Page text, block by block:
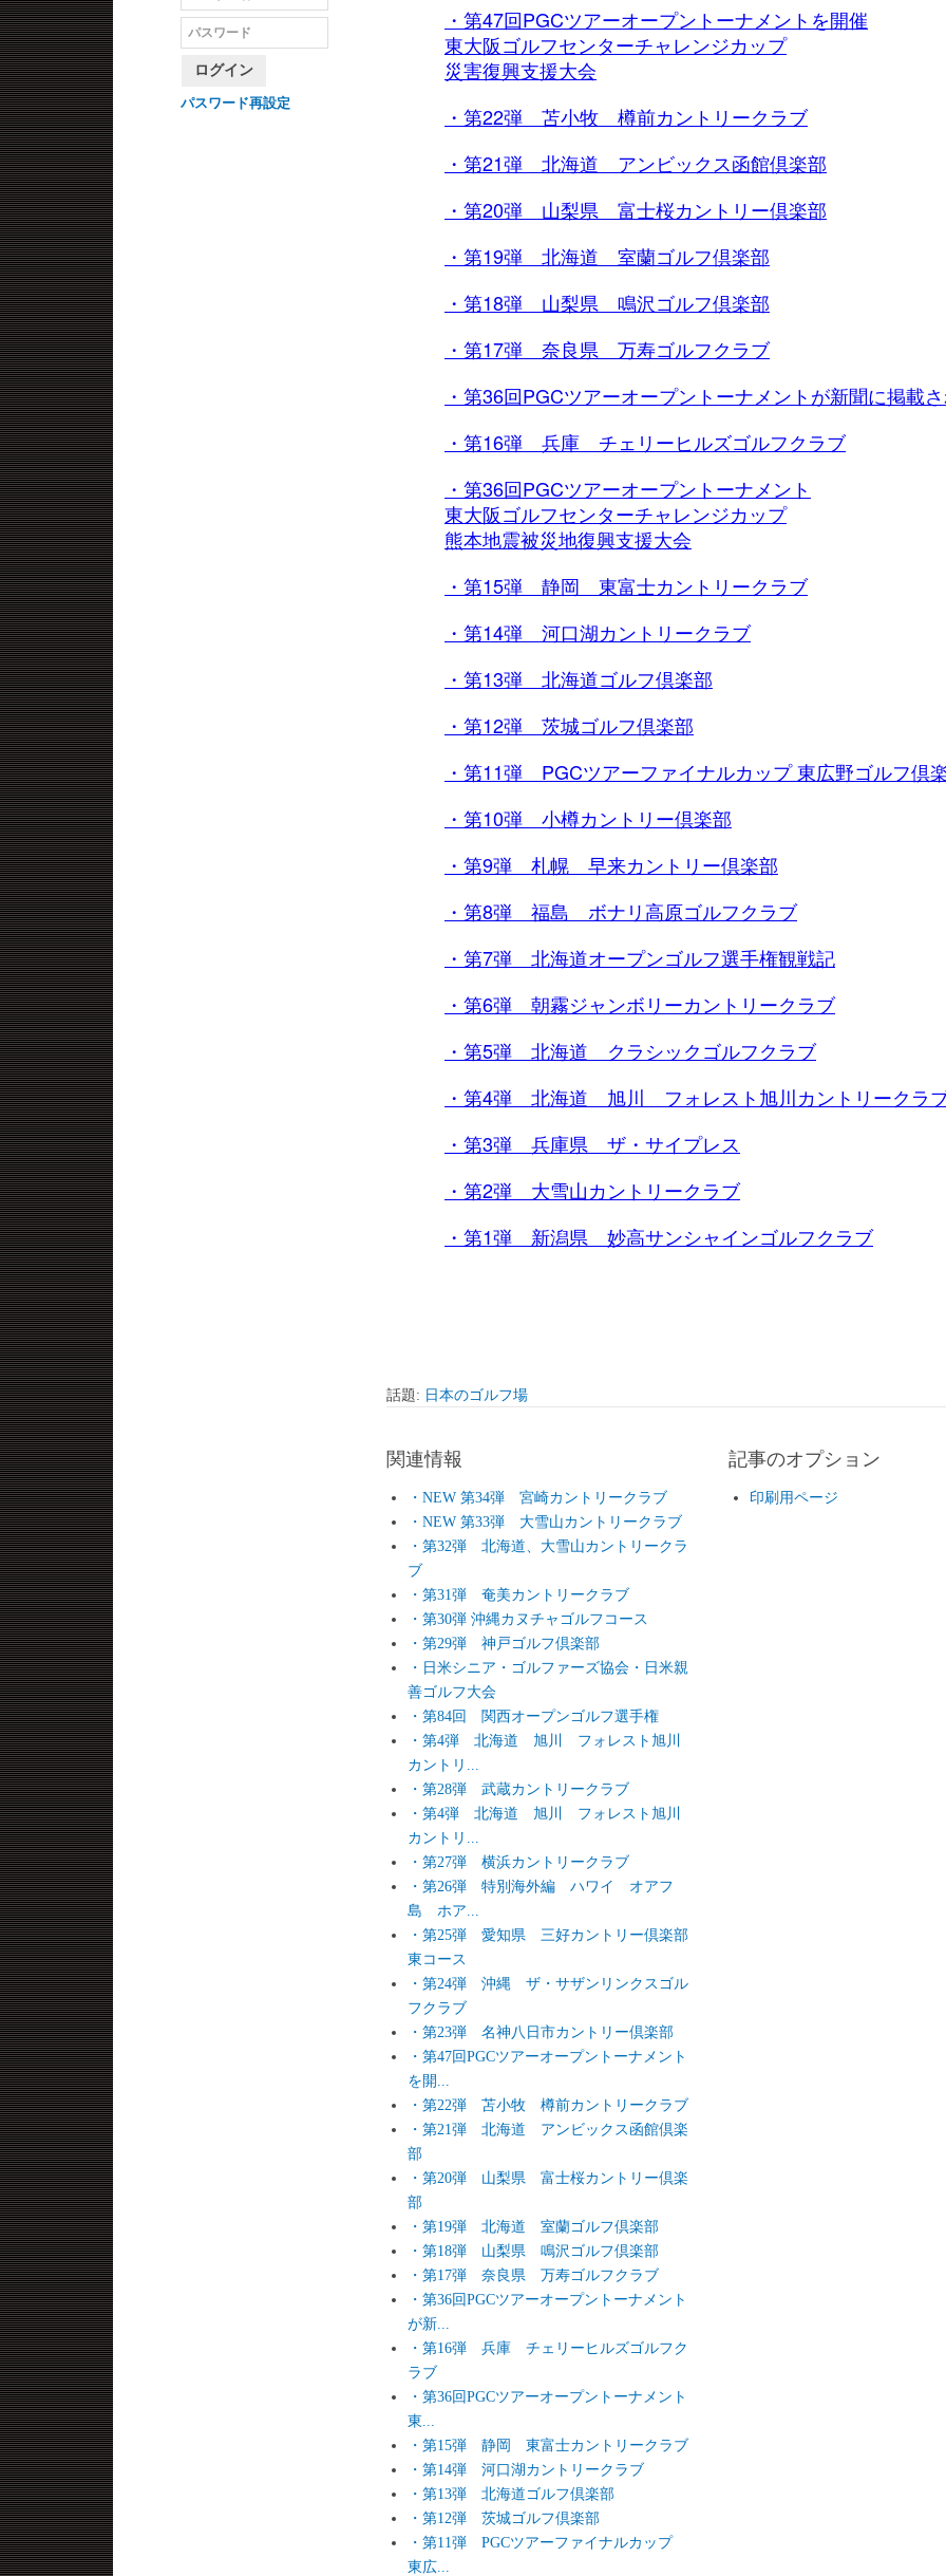
・第47回PGCツアーオープントーナメントを開催
東大阪ゴルフセンターチャレンジカップ
災害復興支援大会
・第22弾 苫小牧 樽前カントリークラブ
・第21弾 北海道 アンビックス函館倶楽部
・第20弾 山梨県 富士桜カントリー倶楽部
・第19弾 北海道 室蘭ゴルフ倶楽部
・第18弾 山梨県 鳴沢ゴルフ倶楽部
・第17弾 奈良県 万寿ゴルフクラブ
・第36回PGCツアーオープントーナメントが新聞に掲載
・第16弾 兵庫 チェリーヒルズゴルフクラブ
・第36回PGCツアーオープントーナメント
東大阪ゴルフセンターチャレンジカップ
熊本地震被災地復興支援大会
・第15弾 静岡 東富士カントリークラブ
・第14弾 河口湖カントリークラブ
・第13弾 北海道ゴルフ倶楽部
・第12弾 茨城ゴルフ倶楽部
・第11弾 PGCツアーファイナルカップ 東広野ゴルフ倶
・第10弾 小樽カントリー倶楽部
・第9弾 札幌 早来カントリー倶楽部
・第8弾 福島 ボナリ高原ゴルフクラブ
・第7弾 北海道オープンゴルフ選手権観戦記
・第6弾 朝霧ジャンボリーカントリークラブ
・第5弾 北海道 クラシックゴルフクラブ
・第4弾 北海道 旭川 フォレスト旭川カントリークラ
・第3弾 兵庫県 ザ・サイプレス
・第2弾 大雪山カントリークラブ
・第1弾 新潟県 妙高サンシャインゴルフクラブ
話題: 日本のゴルフ場
関連情報
・NEW 第34弾 宮崎カントリークラブ
・NEW 第33弾 大雪山カントリークラブ
・第32弾 北海道、大雪山カントリークラ
ブ
・第31弾 奄美カントリークラブ
・第30弾 沖縄カヌチャゴルフコース
・第29弾 神戸ゴルフ倶楽部
・日米シニア・ゴルファーズ協会・日米親
善ゴルフ大会
・第84回 関西オープンゴルフ選手権
・第4弾 北海道 旭川 フォレスト旭川
カントリ...
・第28弾 武蔵カントリークラブ
・第4弾 北海道 旭川 フォレスト旭川
カントリ...
・第27弾 横浜カントリークラブ
・第26弾 特別海外編 ハワイ オアフ
島 ホア...
・第25弾 愛知県 三好カントリー倶楽部
東コース
・第24弾 沖縄 ザ・サザンリンクスゴル
フクラブ
・第23弾 名神八日市カントリー倶楽部
・第47回PGCツアーオープントーナメント
を開...
・第22弾 苫小牧 樽前カントリークラブ
・第21弾 北海道 アンビックス函館倶楽
部
・第20弾 山梨県 富士桜カントリー倶楽
部
・第19弾 北海道 室蘭ゴルフ倶楽部
・第18弾 山梨県 鳴沢ゴルフ倶楽部
・第17弾 奈良県 万寿ゴルフクラブ
・第36回PGCツアーオープントーナメント
が新...
・第16弾 兵庫 チェリーヒルズゴルフク
ラブ
・第36回PGCツアーオープントーナメント
東...
・第15弾 静岡 東富士カントリークラブ
・第14弾 河口湖カントリークラブ
・第13弾 北海道ゴルフ倶楽部
・第12弾 茨城ゴルフ倶楽部
・第11弾 PGCツアーファイナルカップ
東広...
記事のオプション
印刷用ページ
ログイン
パスワード再設定